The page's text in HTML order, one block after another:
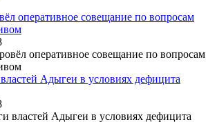
оперативное совещание по вопросам
Адыгеи в условиях дефицита